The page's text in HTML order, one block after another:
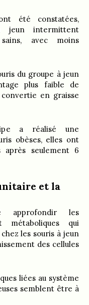
été constatées,
jeun intermittent
avec moins
du groupe à jeun
plus faible de
en graisse
a réalisé une
obèses, elles ont
après seulement 6
et la
approfondir les
métaboliques qui
les souris à jeun
des cellules
liées au système
semblent être à